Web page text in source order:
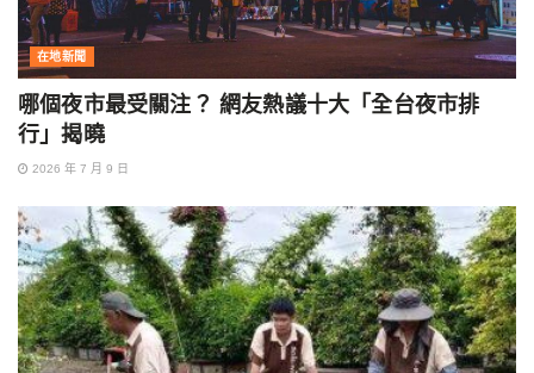
在地新聞
哪個夜市最受關注？ 網友熱議十大「全台夜市排
行」揭曉
2026 年 7 月 9 日